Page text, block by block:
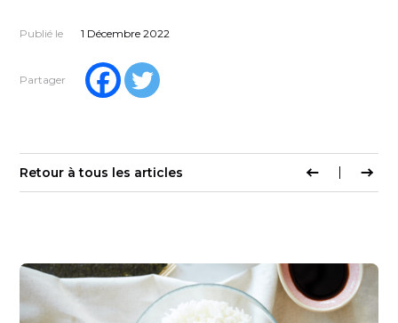
Publié le 1 Décembre 2022
Partager
Retour à tous les articles